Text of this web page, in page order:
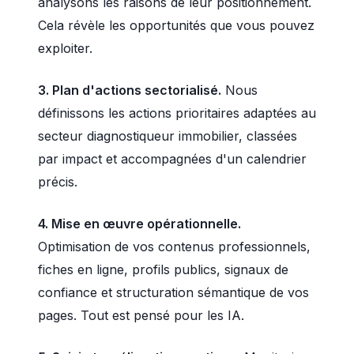
Cela révèle les opportunités que vous pouvez
exploiter.
3. Plan d'actions sectorialisé. Nous
définissons les actions prioritaires adaptées au
secteur diagnostiqueur immobilier, classées
par impact et accompagnées d'un calendrier
précis.
4. Mise en œuvre opérationnelle.
Optimisation de vos contenus professionnels,
fiches en ligne, profils publics, signaux de
confiance et structuration sémantique de vos
pages. Tout est pensé pour les IA.